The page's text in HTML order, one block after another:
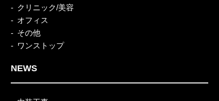
クリニック/美容
オフィス
その他
ワンストップ
NEWS